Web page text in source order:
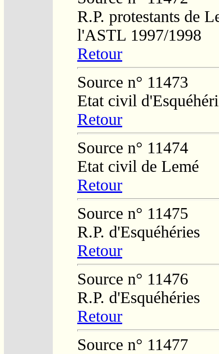
R.P. protestants de
l'ASTL 1997/1998
Retour
Source n° 11473
Etat civil
Retour
Source n° 11474
Etat civil de Lemé
Retour
Source n° 11475
R.P. d'Esquéhéries
Retour
Source n° 11476
R.P. d'Esquéhéries
Retour
Source n° 11477